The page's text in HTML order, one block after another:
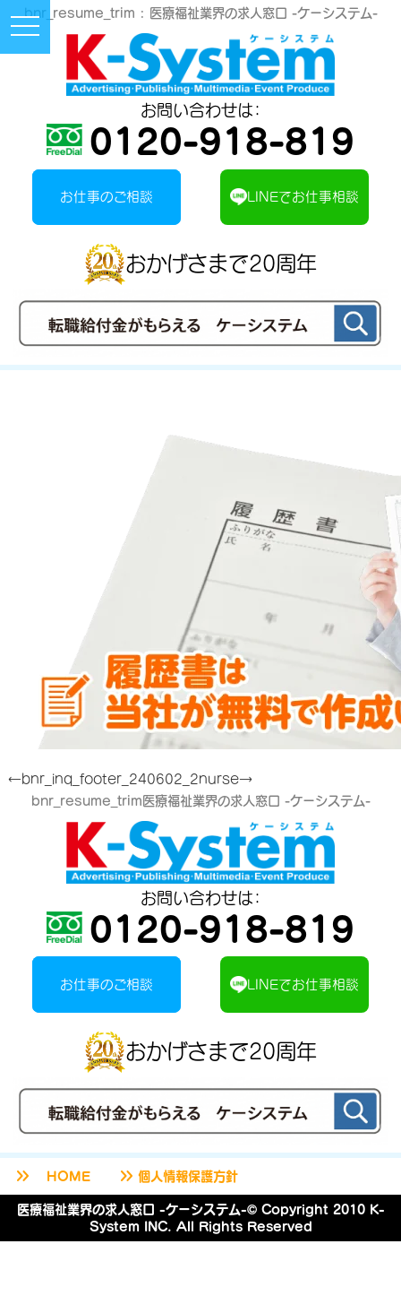
bnr_resume_trim : 医療福祉業界の求人窓口 -ケーシステム-
お問い合わせは：
0120-918-819
お仕事のご相談 LINEでお仕事相談
おかげさまで20周年
←bnr_inq_footer_240602_2nurse→
Toggle
Navigation
bnr_resume_trim医療福祉業界の求人窓口 -ケーシステム-
お問い合わせは：
0120-918-819
お仕事のご相談 LINEでお仕事相談
おかげさまで20周年
keyboard_double_arrow_right HOME keyboard_double_arrow_right個人情報保護方針
医療福祉業界の求人窓口 -ケーシステム-© Copyright 2010 K-
System INC. All Rights Reserved